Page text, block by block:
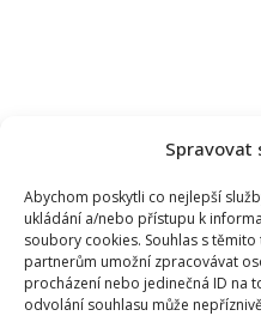
Spravovat
Abychom poskytli co nejlepší
ukládání a/nebo přístupu k
soubory cookies. Souhlas s
partnerům umožní zpracovávat
procházení nebo jedinečná ID na
odvolání souhlasu může